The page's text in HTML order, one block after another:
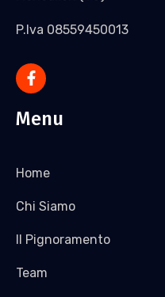
P.Iva 08559450013
Menu
Home
Chi Siamo
Il Pignoramento
Team